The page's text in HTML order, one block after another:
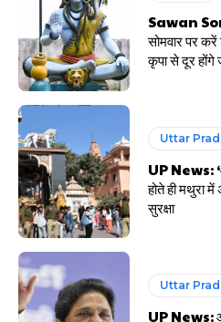
Sawan
सोमवार पर
कृपा से दूर
Uttar
UP News:
होते ही मथुरा
सुरक्षा
Uttar
UP News: